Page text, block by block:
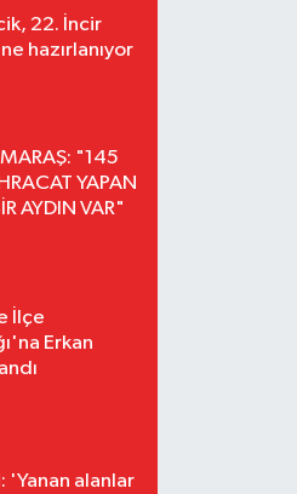
22. İncir
hazırlanıyor
"145
YAPAN
AYDIN VAR"
İlçe
Erkan
'Yanan alanlar